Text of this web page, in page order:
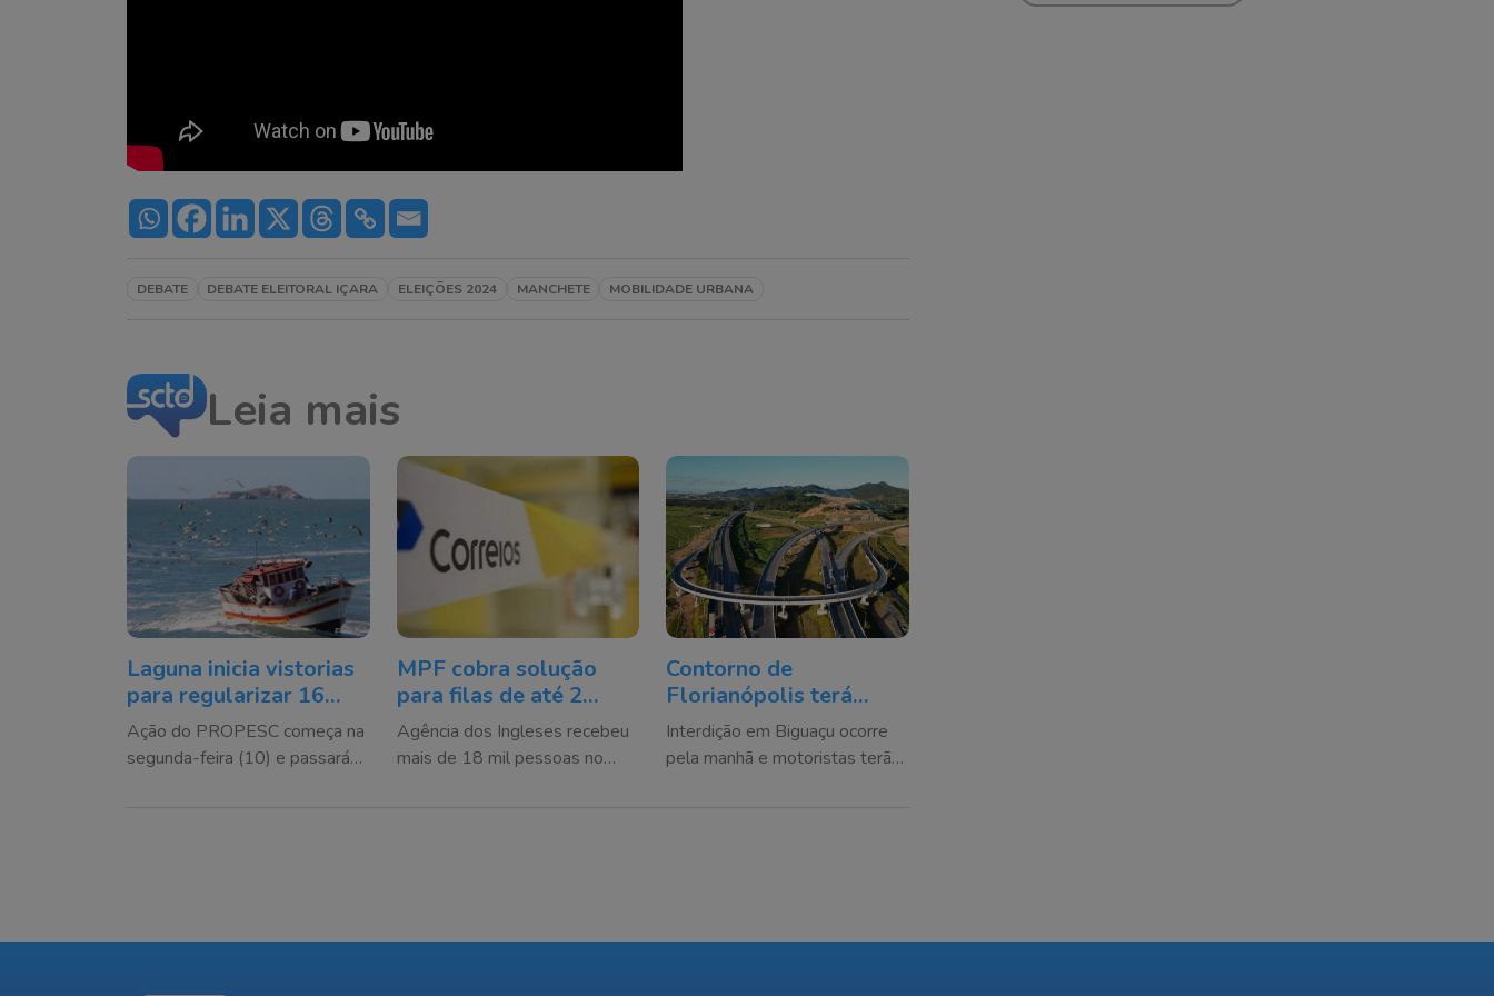
DEBATE DEBATE ELEITORAL IÇARA ELEIÇÕES 2024 MANCHETE MOBILIDADE URBANA
Leia mais
Laguna inicia vistorias
para regularizar 16
embarcações da pesca
artesanal
Ação do PROPESC começa na
segunda-feira (10) e passará
MPF cobra solução
para filas de até 2
horas nos Correios em
Florianópolis
Agência dos Ingleses recebeu
mais de 18 mil pessoas no
Contorno de
Florianópolis terá
bloqueio neste
domingo
Interdição em Biguaçu ocorre
pela manhã e motoristas terão